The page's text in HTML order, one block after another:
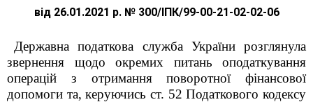
від 26.01.2021 р. № 300/ІПК/99-00-21-02-02-06
Державна податкова служба України розглянула
звернення щодо окремих питань оподаткування
операцій з отримання поворотної фінансової
допомоги та, керуючись ст. 52 Податкового кодексу